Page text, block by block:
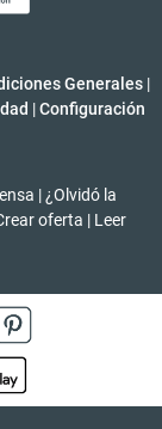
Generales |
| Configuración
| ¿Olvidó la
oferta | Leer